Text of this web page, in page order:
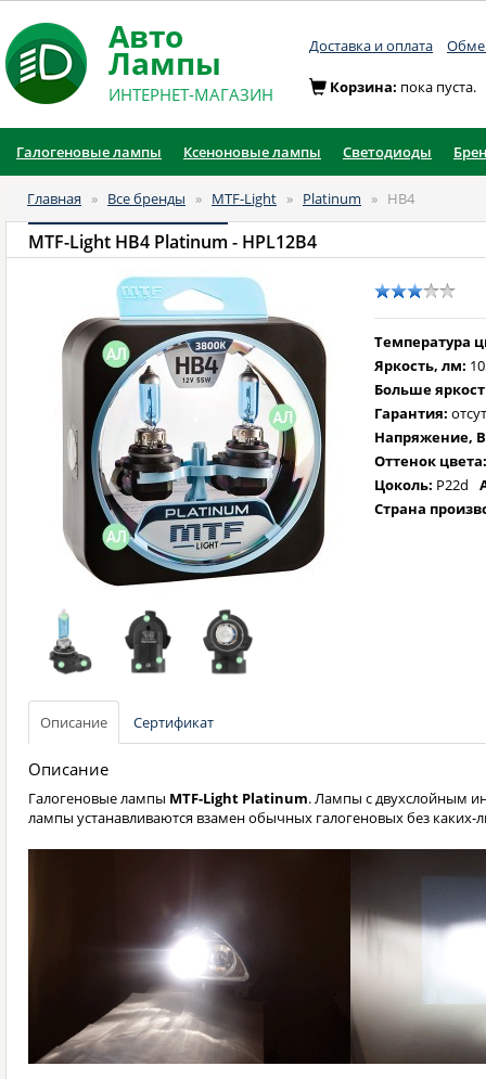
Авто
Лампы
ИНТЕРНЕТ-МАГАЗИН
Доставка и оплата
Корзина: пока пуста.
Галогеновые лампы Ксеноновые лампы Светодиоды
Главная » Все бренды » MTF-Light » Platinum » HB4
MTF-Light HB4 Platinum - HPL12B4
Температура
Яркость, лм:
Больше
Гарантия:
Напряжение,
Оттенок
Цоколь: P22d
Страна
Описание Сертификат
Описание
Галогеновые лампы MTF-Light Platinum. Лампы с двухслойным
лампы устанавливаются взамен обычных галогеновых без каких-